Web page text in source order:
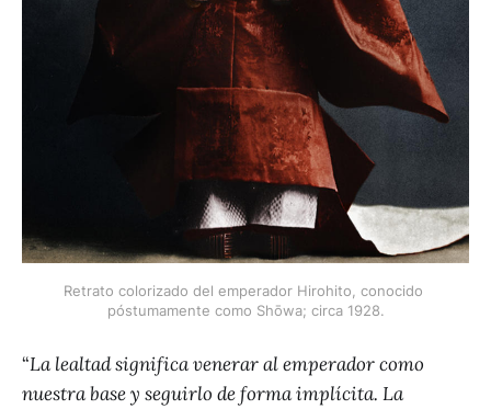
Retrato colorizado del emperador Hirohito, conocido
póstumamente como Shōwa; circa 1928.
“La lealtad significa venerar al emperador como
nuestra base y seguirlo de forma implícita. La